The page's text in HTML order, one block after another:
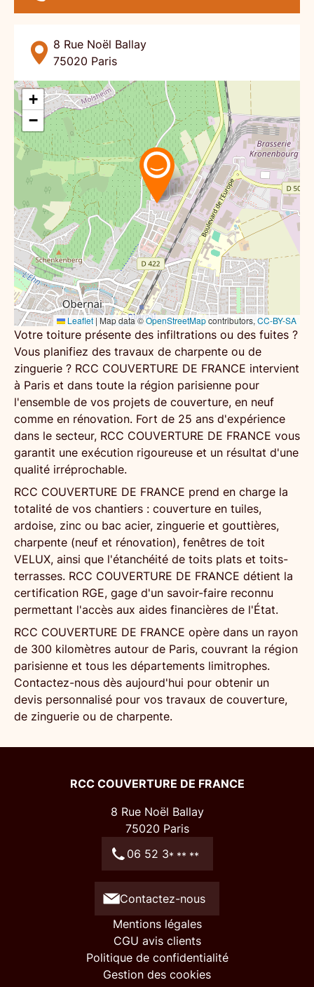
8 Rue Noël Ballay
75020 Paris
+
−
Leaflet | Map data ©OpenStreetMapcontributors,CC-BY-SA
Votre toiture présente des infiltrations ou des fuites ?
Vous planifiez des travaux de charpente ou de
zinguerie ? RCC COUVERTURE DE FRANCE intervient
à Paris et dans toute la région parisienne pour
l'ensemble de vos projets de couverture, en neuf
comme en rénovation. Fort de 25 ans d'expérience
dans le secteur, RCC COUVERTURE DE FRANCE vous
garantit une exécution rigoureuse et un résultat d'une
qualité irréprochable.
RCC COUVERTURE DE FRANCE prend en charge la
totalité de vos chantiers : couverture en tuiles,
ardoise, zinc ou bac acier, zinguerie et gouttières,
charpente (neuf et rénovation), fenêtres de toit
VELUX, ainsi que l'étanchéité de toits plats et toits-
terrasses. RCC COUVERTURE DE FRANCE détient la
certification RGE, gage d'un savoir-faire reconnu
permettant l'accès aux aides financières de l'État.
RCC COUVERTURE DE FRANCE opère dans un rayon
de 300 kilomètres autour de Paris, couvrant la région
parisienne et tous les départements limitrophes.
Contactez-nous dès aujourd'hui pour obtenir un
devis personnalisé pour vos travaux de couverture,
de zinguerie ou de charpente.
RCC COUVERTURE DE FRANCE
8 Rue Noël Ballay
75020 Paris
06 52 3* ** **
Contactez-nous
Mentions légales
CGU avis clients
Politique de confidentialité
Gestion des cookies